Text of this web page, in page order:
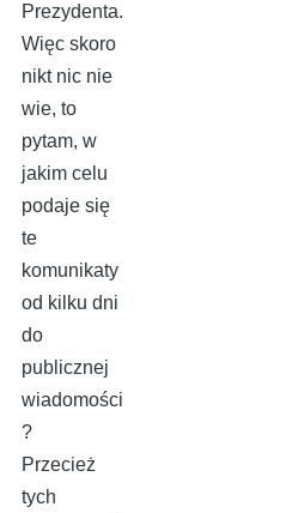
Prezydenta.
Więc skoro
nikt nic nie
wie, to
pytam, w
jakim celu
podaje się
te
komunikaty
od kilku dni
do
publicznej
wiadomości
?
Przecież
tych